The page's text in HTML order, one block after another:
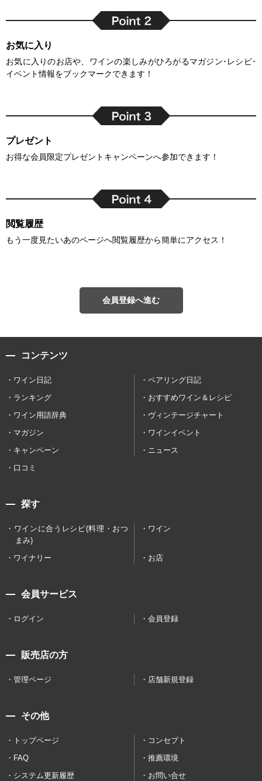
お気に入り
お気に入りのお店や、ワインの楽しみがひろがるマガジン･レシピ･
イベント情報をブックマークできます！
プレゼント
お得な会員限定プレゼントキャンペーンへ参加できます！
閲覧履歴
もう一度見たいあのページへ閲覧履歴から簡単にアクセス！
会員登録へ進む
コンテンツ
ワイン日記
ペアリング日記
ランキング
おすすめワイン＆レシピ
ワイン用語辞典
ヴィンテージチャート
マガジン
ワインイベント
キャンペーン
ニュース
口コミ
探す
ワインに合うレシピ(料理・おつ
まみ)
ワイン
ワイナリー お店
会員サービス
ログイン 会員登録
販売店の方
管理ページ 店舗新規登録
その他
トップページ
コンセプト
FAQ
推薦環境
システム更新履歴
お問い合せ